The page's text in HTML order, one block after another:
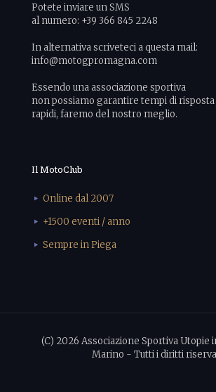
Potete inviare un SMS
al numero: +39 366 845 2248
In alternativa scriveteci a questa mail:
info@motogpromagna.com
Essendo una associazione sportiva
non possiamo garantire tempi di risposta
rapidi, faremo del nostro meglio.
Il MotoClub
Online dal 2007
+1500 eventi / anno
Sempre in Piega
(C) 2026 Associazione Sportiva Utopie
Marino - Tutti i diritti